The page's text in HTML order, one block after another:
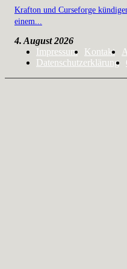
Krafton und Curseforge
einem...
4. August 2026
Impressum
Kontakt
Datenschutzerklärung